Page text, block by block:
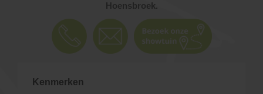
Hoensbroek.
Kenmerken